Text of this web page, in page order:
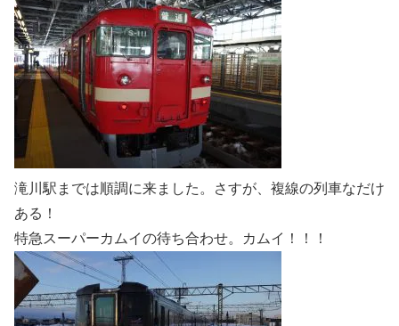
滝川駅までは順調に来ました。さすが、複線の列車なだけ
ある！
特急スーパーカムイの待ち合わせ。カムイ！！！